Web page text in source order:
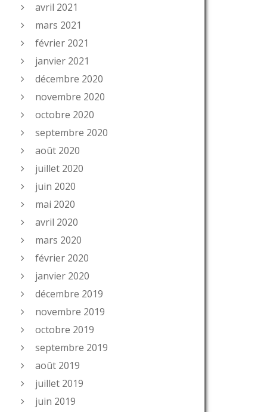
avril 2021
mars 2021
février 2021
janvier 2021
décembre 2020
novembre 2020
octobre 2020
septembre 2020
août 2020
juillet 2020
juin 2020
mai 2020
avril 2020
mars 2020
février 2020
janvier 2020
décembre 2019
novembre 2019
octobre 2019
septembre 2019
août 2019
juillet 2019
juin 2019